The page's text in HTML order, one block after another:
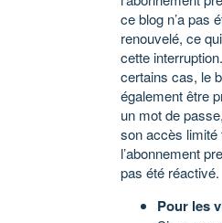
ce blog n’a pas
renouvelé, ce
cette
certains cas, le
également être
un mot de
son accès limité
l’abonnement
pas été réactivé.
Pour les